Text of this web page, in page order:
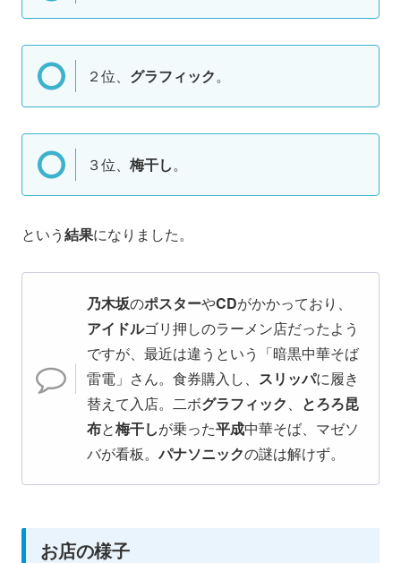
２位、 グラフィック。
３位、 梅干し。
という結果になりました。
乃木坂のポスターやCDがかかっており、
アイドルゴリ押しのラーメン店だったよう
ですが、最近は違うという「暗黒中華そば
雷電」さん。食券購入し、 スリッパに履き
替えて入店。二ボグラフィック、 とろろ昆
布と梅干しが乗った平成中華そば、マゼソ
バが看板。パナソニックの謎は解けず。
お店の様子